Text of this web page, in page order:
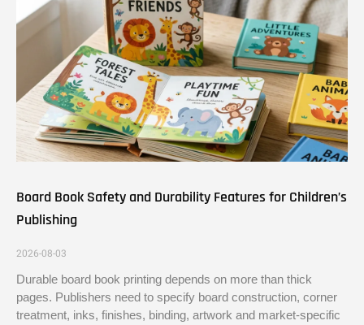
Board Book Safety and Durability Features for Children’s
Publishing
2026-08-03
Durable board book printing depends on more than thick
pages. Publishers need to specify board construction, corner
treatment, inks, finishes, binding, artwork and market-specific